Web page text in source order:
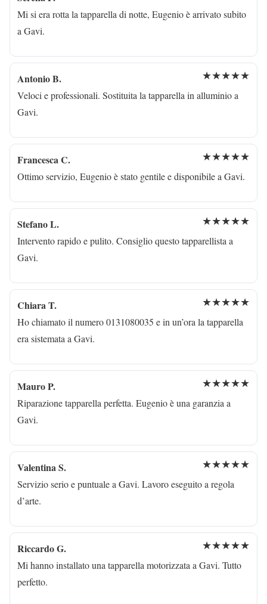
Mi si era rotta la tapparella di notte, Eugenio è arrivato subito
a Gavi.
Antonio B. ★★★★★
Veloci e professionali. Sostituita la tapparella in alluminio a
Gavi.
Francesca C. ★★★★★
Ottimo servizio, Eugenio è stato gentile e disponibile a Gavi.
Stefano L. ★★★★★
Intervento rapido e pulito. Consiglio questo tapparellista a
Gavi.
Chiara T. ★★★★★
Ho chiamato il numero 0131080035 e in un’ora la tapparella
era sistemata a Gavi.
Mauro P. ★★★★★
Riparazione tapparella perfetta. Eugenio è una garanzia a
Gavi.
Valentina S. ★★★★★
Servizio serio e puntuale a Gavi. Lavoro eseguito a regola
d’arte.
Riccardo G. ★★★★★
Mi hanno installato una tapparella motorizzata a Gavi. Tutto
perfetto.